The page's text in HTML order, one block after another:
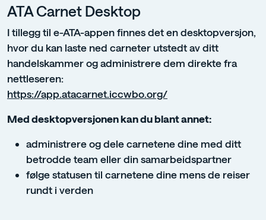
ATA Carnet Desktop
I tillegg til e-ATA-appen finnes det en desktopversjon,
hvor du kan laste ned carneter utstedt av ditt
handelskammer og administrere dem direkte fra
nettleseren:
https://app.atacarnet.iccwbo.org/
Med desktopversjonen kan du blant annet:
administrere og dele carnetene dine med ditt
betrodde team eller din samarbeidspartner
følge statusen til carnetene dine mens de reiser
rundt i verden